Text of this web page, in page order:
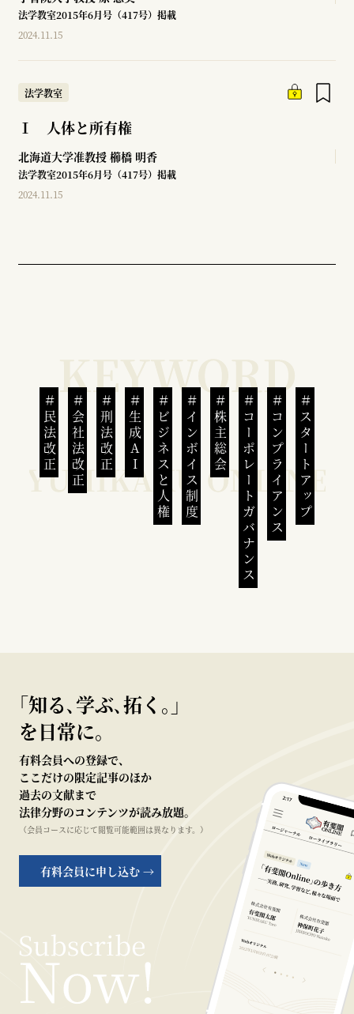
法学教室2015年6月号（417号）掲載
2024.11.15
法学教室
Ⅰ 人体と所有権
北海道大学准教授 櫛橋 明香
法学教室2015年6月号（417号）掲載
2024.11.15
民法改正 会社法改正 刑法改正 生成AI ビジネスと人権インボイス制度 株主総会 コーポレートガバナンスコンプライアンススタートアップ
｢知る､学ぶ､拓く｡｣
を日常に。
有料会員への登録で、
ここだけの限定記事のほか
過去の文献まで
法律分野のコンテンツが読み放題。
（会員コースに応じて閲覧可能範囲は異なります。）
有料会員に申し込む →